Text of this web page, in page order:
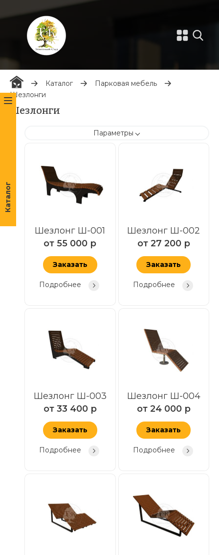
Каталог
Парковая мебель
Шезлонги
Шезлонги
Каталог
Параметры
Шезлонг Ш-001
от55 000 р
Заказать
Подробнее
Шезлонг Ш-002
от 27 200 р
Заказать
Подробнее
Шезлонг Ш-003
от 33 400 р
Заказать
Подробнее
Шезлонг Ш-004
от 24 000 р
Заказать
Подробнее